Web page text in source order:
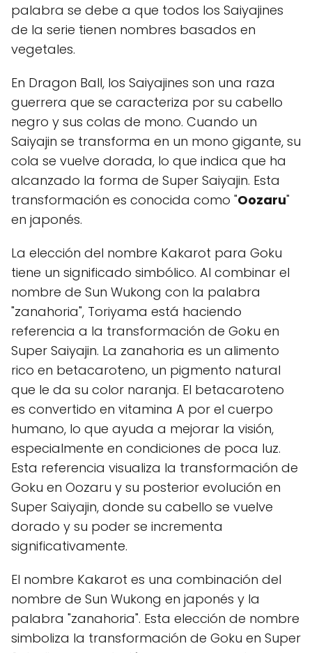
palabra se debe a que todos los Saiyajines
de la serie tienen nombres basados en
vegetales.
En Dragon Ball, los Saiyajines son una raza
guerrera que se caracteriza por su cabello
negro y sus colas de mono. Cuando un
Saiyajin se transforma en un mono gigante, su
cola se vuelve dorada, lo que indica que ha
alcanzado la forma de Super Saiyajin. Esta
transformación es conocida como "Oozaru"
en japonés.
La elección del nombre Kakarot para Goku
tiene un significado simbólico. Al combinar el
nombre de Sun Wukong con la palabra
"zanahoria", Toriyama está haciendo
referencia a la transformación de Goku en
Super Saiyajin. La zanahoria es un alimento
rico en betacaroteno, un pigmento natural
que le da su color naranja. El betacaroteno
es convertido en vitamina A por el cuerpo
humano, lo que ayuda a mejorar la visión,
especialmente en condiciones de poca luz.
Esta referencia visualiza la transformación de
Goku en Oozaru y su posterior evolución en
Super Saiyajin, donde su cabello se vuelve
dorado y su poder se incrementa
significativamente.
El nombre Kakarot es una combinación del
nombre de Sun Wukong en japonés y la
palabra "zanahoria". Esta elección de nombre
simboliza la transformación de Goku en Super